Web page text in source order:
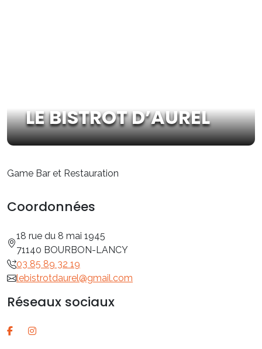
LE BISTROT D’AUREL
Game Bar et Restauration
Coordonnées
18 rue du 8 mai 1945
71140 BOURBON-LANCY
03 85 89 32 19
lebistrotdaurel@gmail.com
Réseaux sociaux